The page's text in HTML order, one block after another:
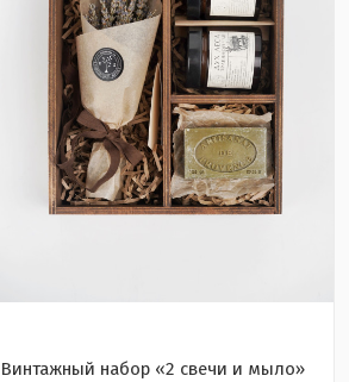
Винтажный набор «2 cвечи и мыло»